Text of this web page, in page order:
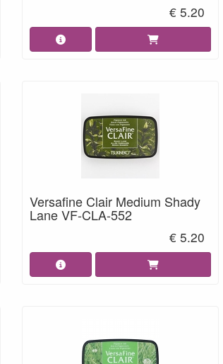
€ 5.20
Versafine Clair Medium Shady
Lane VF-CLA-552
€ 5.20